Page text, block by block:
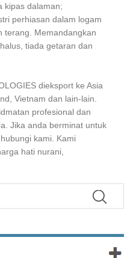
kipas dalaman;
perhiasan dalam logam
terang. Memandangkan
tiada getaran dan
dieksport ke Asia
Vietnam dan lain-lain.
profesional dan
Jika anda berminat untuk
kami. Kami
hati nurani,